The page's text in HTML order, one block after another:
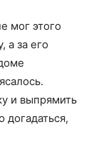
мог этого
а за его
и выпрямить